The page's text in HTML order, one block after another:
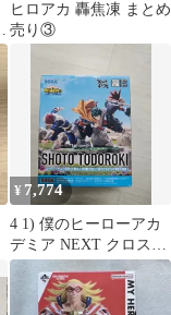
ヒロアカ 轟焦凍 まとめ
売り③
¥ 7,774
4 1) 僕のヒーローアカ
デミア NEXT クロスリ
ンク 轟 焦凍 フィギュ